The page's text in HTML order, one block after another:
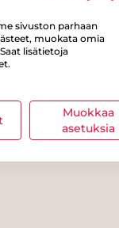
sivuston parhaan
muokata omia
lisätietoja
Muokkaa
asetuksia